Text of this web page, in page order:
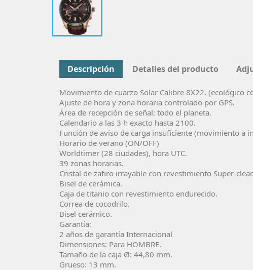
Descripción Detalles del producto
Movimiento de cuarzo Solar Calibre 8X22. (ecológico
Ajuste de hora y zona horaria controlado por GPS.
Área de recepción de señal: todo el planeta.
Calendario a las 3 h exacto hasta 2100.
Función de aviso de carga insuficiente (movimiento a
Horario de verano (ON/OFF)
Worldtimer (28 ciudades), hora UTC.
39 zonas horarias.
Cristal de zafiro irrayable con revestimiento Super-clear.
Bisel de cerámica.
Caja de titanio con revestimiento endurecido.
Correa de cocodrilo.
Bisel cerámico.
Garantía:
2 años de garantía Internacional
Dimensiones: Para HOMBRE.
Tamaño de la caja Ø: 44,80 mm.
Grueso: 13 mm.